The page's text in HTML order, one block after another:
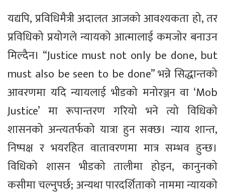
यद्यपि, प्रविधिमैत्री अदालत आजको आवश्यकता हो, तर
प्रविधिको प्रयोगले न्यायको आत्मालाई कमजोर बनाउन
मिल्दैन। “Justice must not only be done, but
must also be seen to be done” भन्ने सिद्धान्तको
आवरणमा यदि न्यायलाई भीडको मनोरञ्जन वा ‘Mob
Justice’ मा रूपान्तरण गरियो भने त्यो विधिको
शासनको अन्त्यतर्फको यात्रा हुन सक्छ। न्याय शान्त,
निष्पक्ष र भयरहित वातावरणमा मात्र सम्भव हुन्छ।
विधिको शासन भीडको तालीमा होइन, कानुनको
कसीमा चल्नुपर्छ; अन्यथा पारदर्शिताको नाममा न्यायको